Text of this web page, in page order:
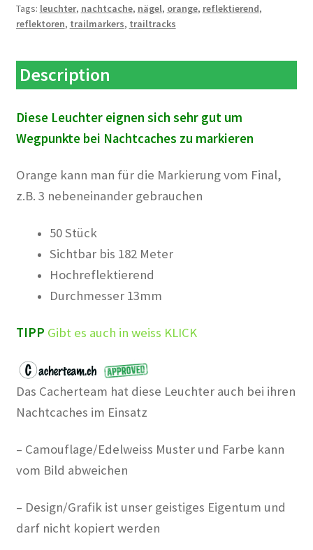
Tags: leuchter, nachtcache, nägel, orange, reflektierend,
reflektoren, trailmarkers, trailtracks
Description
Diese Leuchter eignen sich sehr gut um
Wegpunkte bei Nachtcaches zu markieren
Orange kann man für die Markierung vom Final,
z.B. 3 nebeneinander gebrauchen
50 Stück
Sichtbar bis 182 Meter
Hochreflektierend
Durchmesser 13mm
TIPP Gibt es auch in weiss KLICK
Das Cacherteam hat diese Leuchter auch bei ihren
Nachtcaches im Einsatz
– Camouflage/Edelweiss Muster und Farbe kann
vom Bild abweichen
– Design/Grafik ist unser geistiges Eigentum und
darf nicht kopiert werden